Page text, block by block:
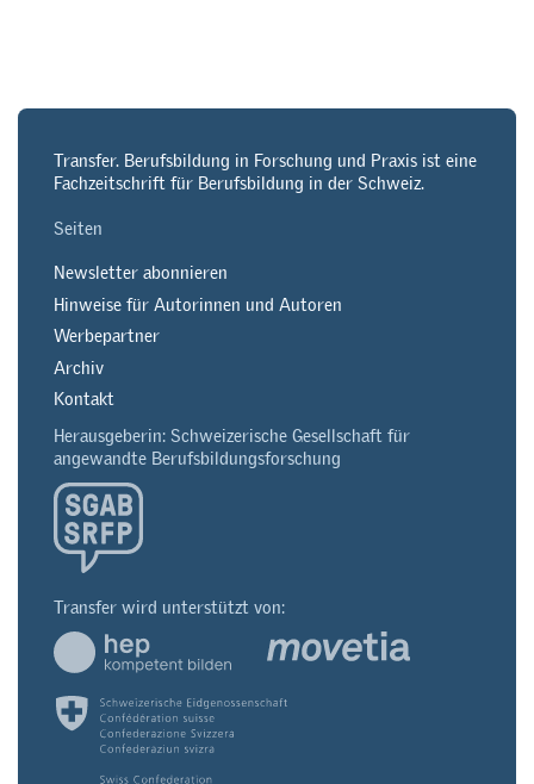
Transfer. Berufsbildung in Forschung und Praxis ist eine
Fachzeitschrift für Berufsbildung in der Schweiz.
Seiten
Newsletter abonnieren
Hinweise für Autorinnen und Autoren
Werbepartner
Archiv
Kontakt
Herausgeberin: Schweizerische Gesellschaft für
angewandte Berufsbildungsforschung
Transfer wird unterstützt von: